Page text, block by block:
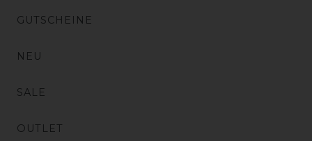
GUTSCHEINE
NEU
SALE
OUTLET